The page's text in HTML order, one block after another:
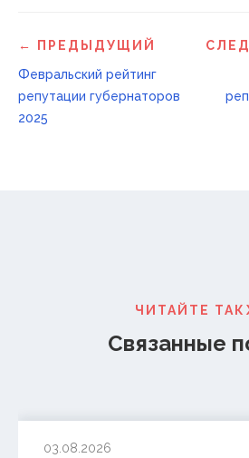
← ПРЕДЫДУЩИЙ
Февральский рейтинг
репутации губернаторов
2025
ЧИТАЙТЕ
Связанные
03.08.2026